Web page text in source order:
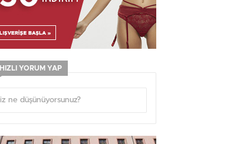
HIZLI YORUM YAP